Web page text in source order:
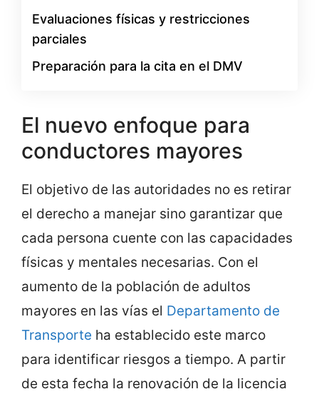
Evaluaciones físicas y restricciones
parciales
Preparación para la cita en el DMV
El nuevo enfoque para
conductores mayores
El objetivo de las autoridades no es retirar
el derecho a manejar sino garantizar que
cada persona cuente con las capacidades
físicas y mentales necesarias. Con el
aumento de la población de adultos
mayores en las vías el Departamento de
Transporte ha establecido este marco
para identificar riesgos a tiempo. A partir
de esta fecha la renovación de la licencia